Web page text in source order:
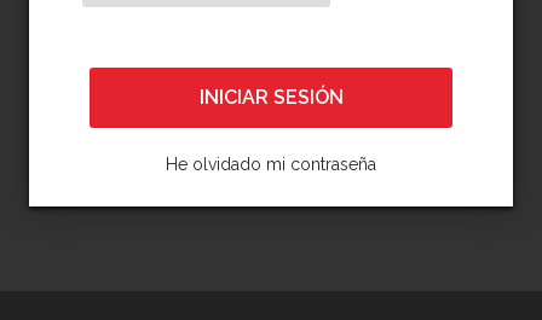
INICIAR SESIÓN
He olvidado mi contraseña